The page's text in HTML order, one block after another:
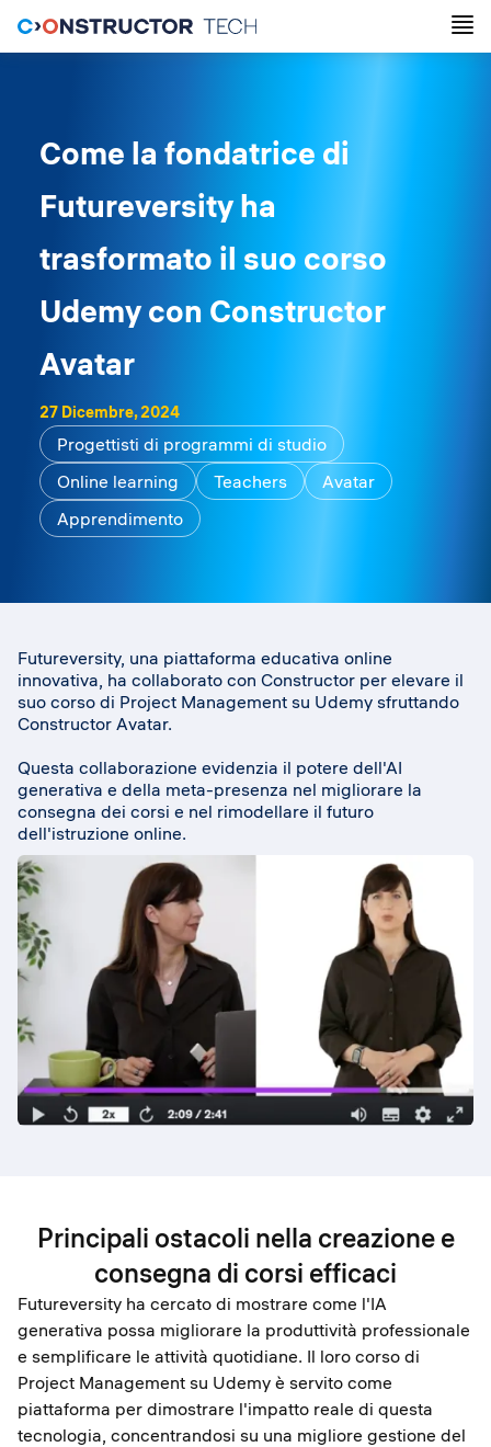
Come la fondatrice di
Futureversity ha
trasformato il suo corso
Udemy con Constructor
Avatar
27 Dicembre, 2024
Progettisti di programmi di studio
Online learning
Teachers
Avatar
Apprendimento
Futureversity, una piattaforma educativa online
innovativa, ha collaborato con Constructor per elevare il
suo corso di Project Management su Udemy sfruttando
Constructor Avatar.
Questa collaborazione evidenzia il potere dell'AI
generativa e della meta-presenza nel migliorare la
consegna dei corsi e nel rimodellare il futuro
dell'istruzione online.
Principali ostacoli nella creazione e
consegna di corsi efficaci
Futureversity ha cercato di mostrare come l'IA
generativa possa migliorare la produttività professionale
e semplificare le attività quotidiane. Il loro corso di
Project Management su Udemy è servito come
piattaforma per dimostrare l'impatto reale di questa
tecnologia, concentrandosi su una migliore gestione del